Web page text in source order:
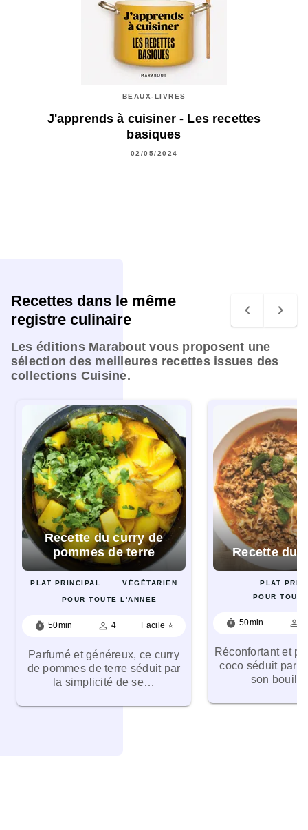
BEAUX-LIVRES
J'apprends à cuisiner - Les recettes
basiques
02/05/2024
Recettes dans le même
registre culinaire
navigate_before navigate_next
Les éditions Marabout vous proposent une
sélection des meilleures recettes issues des
collections Cuisine.
Recette du curry de
pommes de terre
PLAT PRINCIPAL VÉGÉTARIEN
POUR TOUTE L'ANNÉE
timer 50min person_outline 4 Facile ⭐
Parfumé et généreux, ce curry
de pommes de terre séduit par
la simplicité de se…
Recette du
PLAT
POUR
timer 50min person_outline
Réconfortant et
coco séduit par
son